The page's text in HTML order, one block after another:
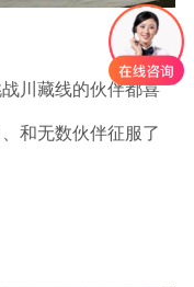
川藏线的伙伴都喜
和无数伙伴征服了